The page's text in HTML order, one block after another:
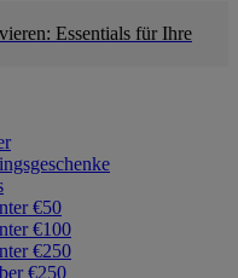
Essentials für Ihre
€50
€100
€250
€250